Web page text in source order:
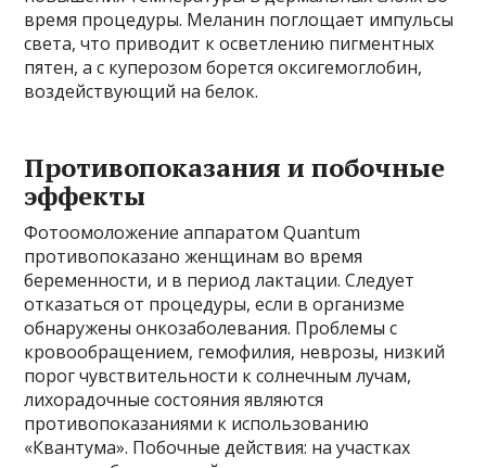
время процедуры. Меланин поглощает импульсы
света, что приводит к осветлению пигментных
пятен, а с куперозом борется оксигемоглобин,
воздействующий на белок.
Противопоказания и побочные
эффекты
Фотоомоложение аппаратом Quantum
противопоказано женщинам во время
беременности, и в период лактации. Следует
отказаться от процедуры, если в организме
обнаружены онкозаболевания. Проблемы с
кровообращением, гемофилия, неврозы, низкий
порог чувствительности к солнечным лучам,
лихорадочные состояния являются
противопоказаниями к использованию
«Квантума». Побочные действия: на участках